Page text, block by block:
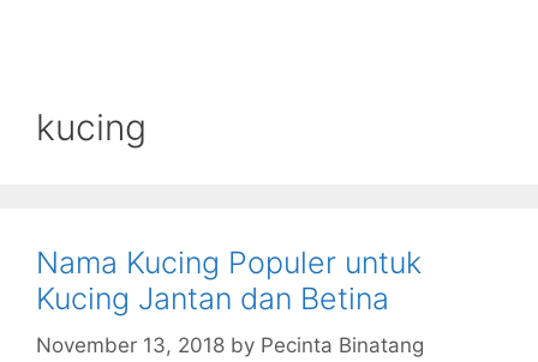
kucing
Nama Kucing Populer untuk
Kucing Jantan dan Betina
November 13, 2018 by Pecinta Binatang